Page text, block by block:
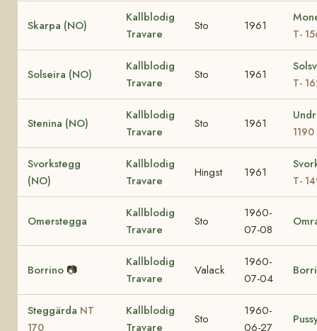
Skarpa (NO)
Kallblodig
Travare
Sto 1961
T-
Solseira (NO)
Kallblodig
Travare
Sto 1961
T-
Stenina (NO)
Kallblodig
Travare
Sto 1961
1190
Svorkstegg
(NO)
Kallblodig
Travare
Hingst 1961
T-
Omerstegga
Kallblodig
Travare
Sto
1960-
07-08
Borrino 📷
Kallblodig
Travare
Valack
1960-
07-04
Steggärda NT
170
Kallblodig
Travare
Sto
1960-
06-27